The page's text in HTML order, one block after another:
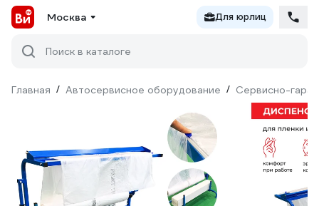
Москва Для юрлиц
Поиск в каталоге
Главная / Автосервисное оборудование / Сервисно-